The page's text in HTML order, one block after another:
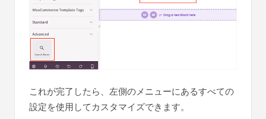
これが完了したら、左側のメニューにあるすべての
設定を使用してカスタマイズできます。